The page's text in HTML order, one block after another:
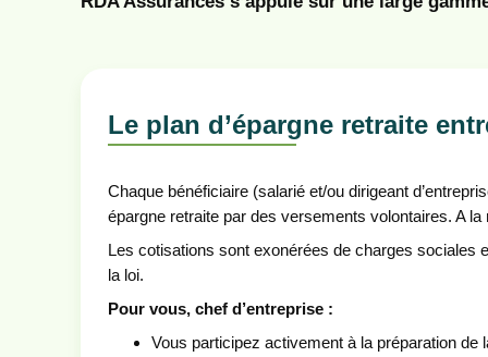
Le plan d’épargne retraite
Chaque bénéficiaire (salarié et/ou dirigeant
épargne retraite par des versements volontaires. A
Les cotisations sont exonérées de charges sociales
la loi.
Pour vous, chef d’entreprise :
Vous participez activement à la préparation de